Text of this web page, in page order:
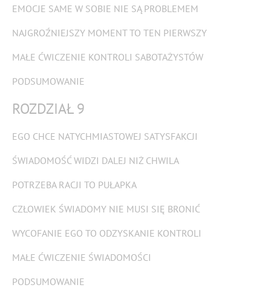
EMOCJE SAME W SOBIE NIE SĄ PROBLEMEM
NAJGROŹNIEJSZY MOMENT TO TEN PIERWSZY
MAŁE ĆWICZENIE KONTROLI SABOTAŻYSTÓW
PODSUMOWANIE
ROZDZIAŁ 9
EGO CHCE NATYCHMIASTOWEJ SATYSFAKCJI
ŚWIADOMOŚĆ WIDZI DALEJ NIŻ CHWILA
POTRZEBA RACJI TO PUŁAPKA
CZŁOWIEK ŚWIADOMY NIE MUSI SIĘ BRONIĆ
WYCOFANIE EGO TO ODZYSKANIE KONTROLI
MAŁE ĆWICZENIE ŚWIADOMOŚCI
PODSUMOWANIE